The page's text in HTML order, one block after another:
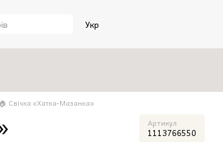
Укр
🏠 Свічка «Хатка-Мазанка»
Артикул
1113766550